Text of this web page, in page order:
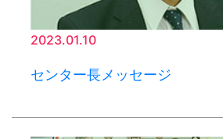
2023.01.10
センター長メッセージ